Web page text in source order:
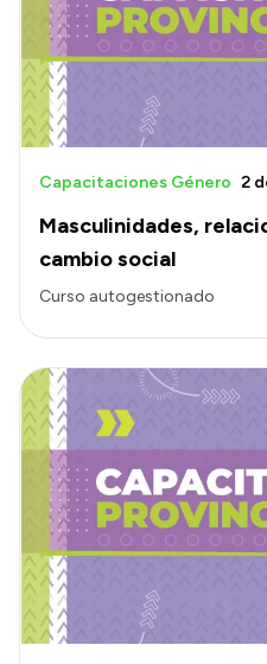
Masculinidades,
cambio social
Capacitaciones Género 2
Curso autogestionado